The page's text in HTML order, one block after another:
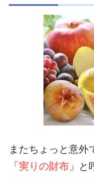
またちょっと意外
「実りの財布」
と